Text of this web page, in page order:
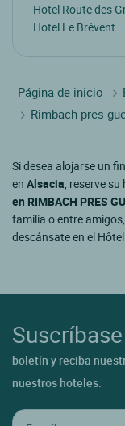
Hotel Route des
Hotel Le Brévent
Página de inicio
Rimbach pres
Si desea alojarse un
en Alsacia , reserve
en RIMBACH PRES
familia o entre
descánsate en el Hôtel.
boletín y reciba
nuestros hoteles.